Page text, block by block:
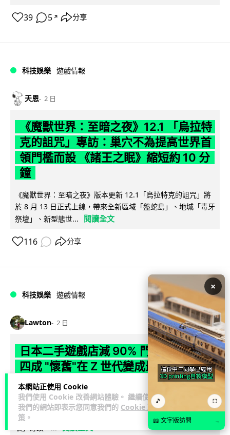
本網站正使用 Cookie
我們使用 Cookie 改善網站體驗。 繼續使用
我們的網站即表示您同意我們的 Cookie 政
策 。
39 5 ↗ 分享
科技娛樂 遊戲情報
天恩 2 日
《魔獸世界：至暗之夜》12.1 「烏拉特
克的詛咒」專訪：巢穴不為提高世界首
領門檻而設 《諸王之眠》縮短約 10 分
鐘
《魔獸世界：至暗之夜》版本更新 12.1「烏拉特克的詛咒」將
於 8 月 13 日正式上線，帶來全新區域「盤蛇島」、地城「毒牙
祭壇」、新型態世...
閱讀全文
116 分享
科技娛樂 遊戲情報
Lawton 2 日
日本二手遊戲店減 90% 門市 業績反增
四成 "懷舊"在 Z 世代變成最潮「新鮮
感」
日本零售巨頭 GEO 將懷舊遊戲銷售門市從 1,000 間大幅減至
99 間，但銷售額卻不降反升至過往的 1.4 倍。做到「減店增
收」奇蹟，...
×
🎵 ⛶
📖 文字版訪問 →